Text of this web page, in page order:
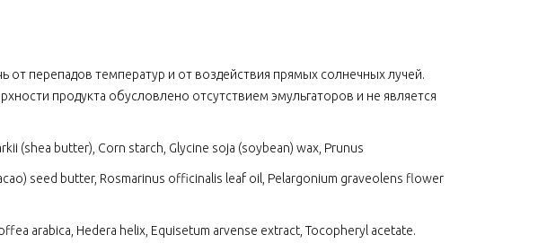
от перепадов температур и от воздействия прямых солнечных лучей.
продукта обусловлено отсутствием эмульгаторов и не является
(shea butter), Corn starch, Glycine soja (soybean) wax, Prunus
seed butter, Rosmarinus officinalis leaf oil, Pelargonium graveolens flower
arabica, Hedera helix, Equisetum arvense extract, Tocopheryl acetate.